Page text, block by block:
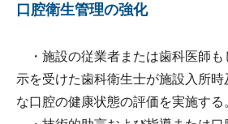
口腔衛生管理の強化
・施設の従業者または歯科医師も
示を受けた歯科衛生士が施設入所
な口腔の健康状態の評価を実施する